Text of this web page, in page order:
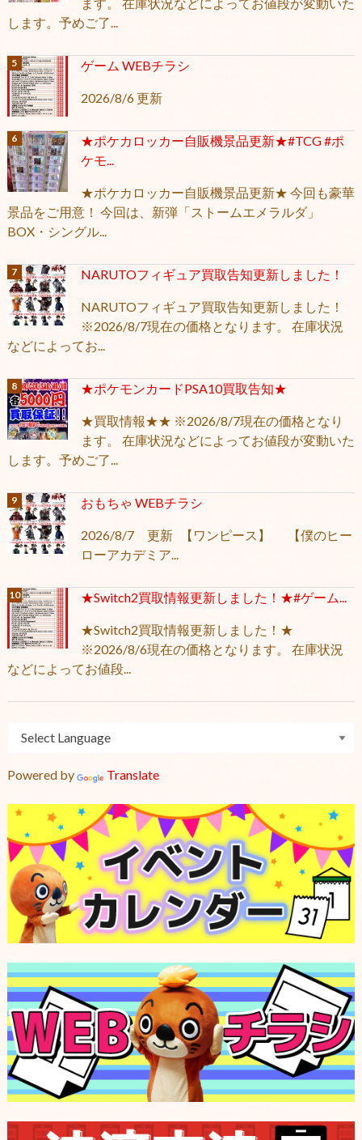
します。予めご了...
ゲーム WEBチラシ
2026/8/6 更新
★ポケカロッカー自販機景品更新★#TCG #ポ
ケモ...
★ポケカロッカー自販機景品更新★ 今回も豪華
景品をご用意！ 今回は、新弾「ストームエメラルダ」
BOX・シングル...
NARUTOフィギュア買取告知更新しました！
NARUTOフィギュア買取告知更新しました！
※2026/8/7現在の価格となります。 在庫状況
などによってお...
★ポケモンカードPSA10買取告知★
★買取情報★★ ※2026/8/7現在の価格となり
ます。 在庫状況などによってお値段が変動いた
します。予めご了...
おもちゃ WEBチラシ
2026/8/7 更新 【ワンピース】 【僕のヒー
ローアカデミア...
★Switch2買取情報更新しました！★#ゲーム...
★Switch2買取情報更新しました！★
※2026/8/6現在の価格となります。 在庫状況
などによってお値段...
Powered by Translate